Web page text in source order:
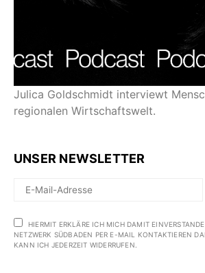
Julica Goldschmidt interviewt
regionalen Wirtschaftswelt.
UNSER NEWSLETTER
HIERMIT ERKLÄRE ICH MICH DAMIT
NETZWERK SÜDBADEN PER E-MAIL KONTAKTIEREN
KANN ICH JEDERZEIT WIDERRUFEN.